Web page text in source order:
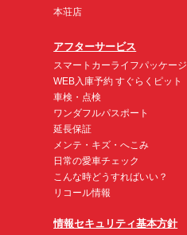
本荘店
アフターサービス
スマートカーライフパッケージ
WEB入庫予約 すぐらくピット
車検・点検
ワンダフルパスポート
延長保証
メンテ・キズ・へこみ
日常の愛車チェック
こんな時どうすればいい？
リコール情報
情報セキュリティ基本方針